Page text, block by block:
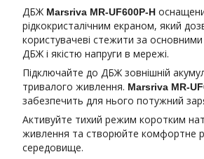
ДБЖ Marsriva MR-UF600P-H
рідкокристалічним екраном, який
користувачеві стежити за
ДБЖ і якістю напруги в мережі.
Підключайте до ДБЖ зовнішній
тривалого живлення. Marsriva MR-
забезпечить для нього потужний
Активуйте тихий режим коротким
живлення та створюйте комфортне
середовище.